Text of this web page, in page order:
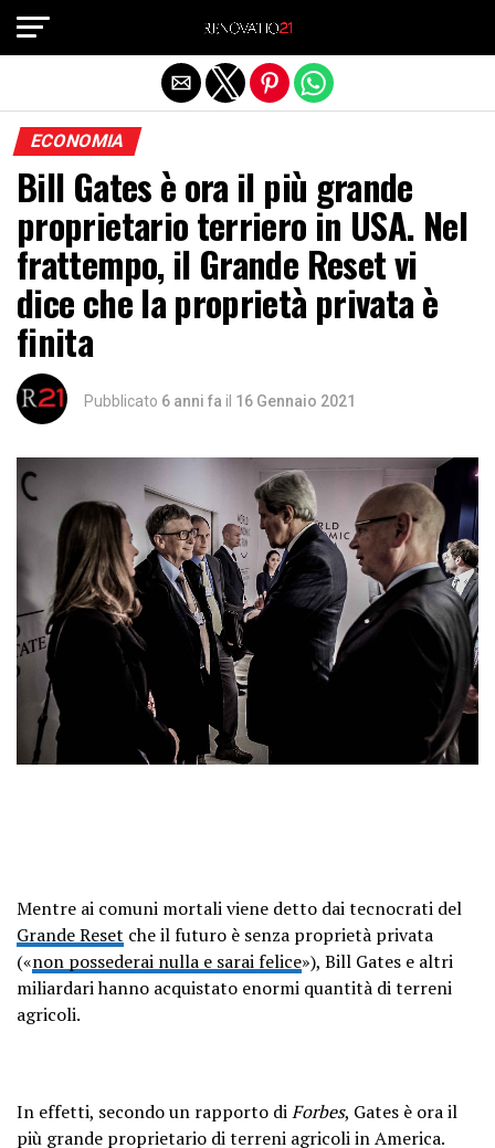
ECONOMIA
Bill Gates è ora il più grande
proprietario terriero in USA. Nel
frattempo, il Grande Reset vi
dice che la proprietà privata è
finita
Pubblicato 6 anni fa il 16 Gennaio 2021
Mentre ai comuni mortali viene detto dai tecnocrati del
Grande Reset che il futuro è senza proprietà privata
(«non possederai nulla e sarai felice»), Bill Gates e altri
miliardari hanno acquistato enormi quantità di terreni
agricoli.
In effetti, secondo un rapporto diForbes, Gates è ora il
più grande proprietario di terreni agricoli in America.
Exit mobile version